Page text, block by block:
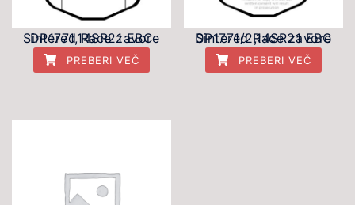
DP1771,14SR21 EBC Sintered Race zavore
PREBERI VEČ
DP1771/2,14SR21 EBC Sintered Race zavore
PREBERI VEČ